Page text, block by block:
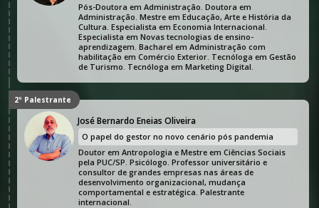
Pós-Doutora em Administração. Doutora em
Administração. Mestre em Educação, Arte e História da
Cultura. Especialista em Economia Internacional.
Especialista em Novas tecnologias de ensino-
aprendizagem. Bacharel em Administração com
habilitação em Comércio Exterior. Tecnóloga em Gestão
de Turismo. Tecnóloga em Marketing Digital.
2º Palestrante
José Bernardo Eneias Oliveira
O papel do gestor no novo cenário pós pandemia
Doutor em Antropologia e Mestre em Ciências Sociais
pela PUC/SP. Psicólogo. Professor universitário e
consultor de grandes empresas nas áreas de
desenvolvimento organizacional, mudança
comportamental e estratégica. Palestrante
internacional.